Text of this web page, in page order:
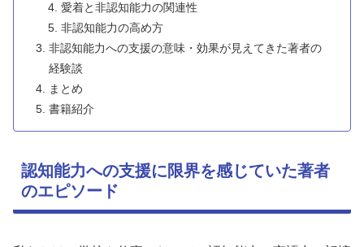
愛着と非認知能力の関連性
非認知能力の高め方
非認知能力への支援の意味・効果が見えてきた著者の
経験談
まとめ
書籍紹介
認知能力への支援に限界を感じていた著者
のエピソード